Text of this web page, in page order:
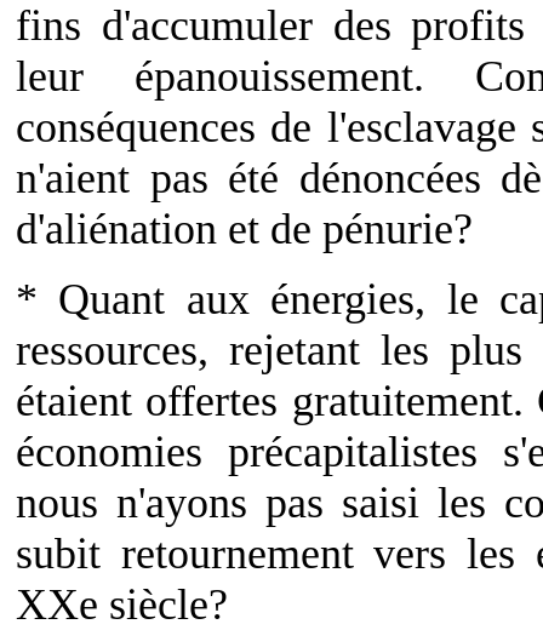
fins d'accumuler des
leur épanouissement.
conséquences de
n'aient pas été dénoncées
d'aliénation et de pénurie?
* Quant aux énergies, le
ressources, rejetant les
étaient offertes
économies précapitalistes
nous n'ayons pas saisi les
subit retournement vers les
XXe siècle?